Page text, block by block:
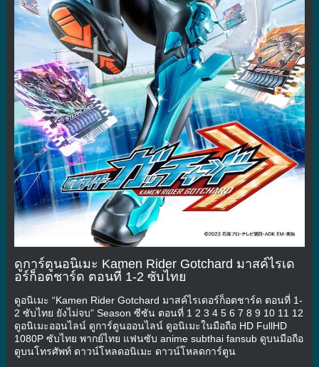
ดูการ์ตูนอนิเมะ Kamen Rider Gotchard มาสค์ไรเด
อร์ก็อตชาร์ด ตอนที่ 1-2 ซับไทย
ดูอนิเมะ “Kamen Rider Gotchard มาสค์ไรเดอร์ก็อตชาร์ด ตอนที่ 1-
2 ซับไทย ยังไม่จบ” Season ซีซัน ตอนที่ 1 2 3 4 5 6 7 8 9 10 11 12
ดูอนิเมะออนไลน์ ดูการ์ตูนออนไลน์ ดูอนิเมะในมือถือ HD FullHD
1080P ซับไทย พากย์ไทย แฟนซับ anime subthai fansub ดูบนมือถือ
ดูบนโทรศัพท์ ดาวน์โหลดอนิเมะ ดาวน์โหลดการ์ตูน